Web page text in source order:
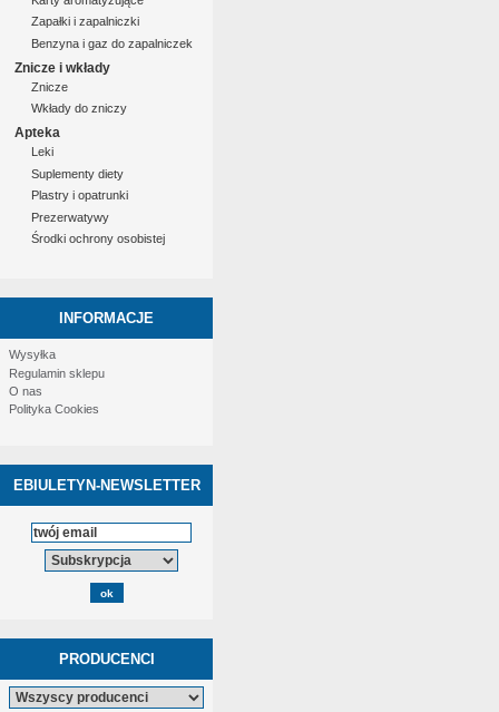
Zapałki i zapalniczki
Benzyna i gaz do zapalniczek
Znicze i wkłady
Znicze
Wkłady do zniczy
Apteka
Leki
Suplementy diety
Plastry i opatrunki
Prezerwatywy
Środki ochrony osobistej
INFORMACJE
Wysyłka
Regulamin sklepu
O nas
Polityka Cookies
EBIULETYN-NEWSLETTER
PRODUCENCI